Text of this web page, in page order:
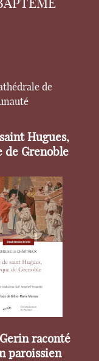
de
Hugues,
de Grenoble
Gerin raconté
paroissien